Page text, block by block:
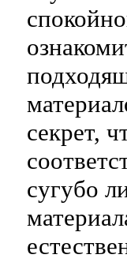
секрет,
сугубо